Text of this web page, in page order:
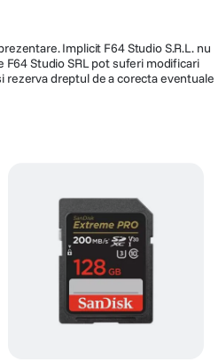
Implicit F64 Studio S.R.L. nu
F64 Studio SRL pot suferi modificari
rezerva dreptul de a corecta eventuale